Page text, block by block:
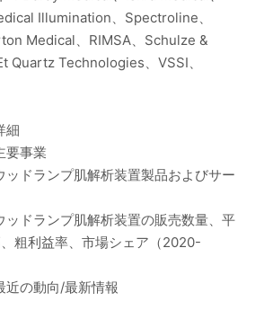
Illumination、Spectroline、
Medical、RIMSA、Schulze &
Quartz Technologies、VSSI、
細
要事業
ッドランプ肌解析装置製品およびサー
ッドランプ肌解析装置の販売数量、平
粗利益率、市場シェア（2020-
近の動向/最新情報